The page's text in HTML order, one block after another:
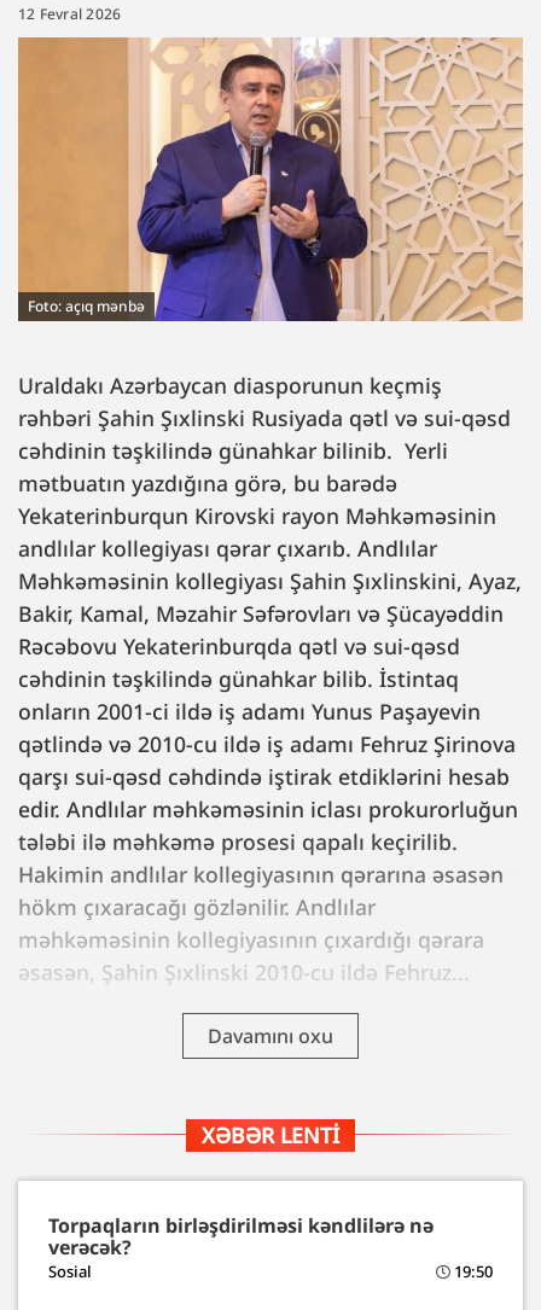
12 Fevral 2026
Foto: açıq mənbə
Uraldakı Azərbaycan diasporunun keçmiş
rəhbəri Şahin Şıxlinski Rusiyada qətl və sui-qəsd
cəhdinin təşkilində günahkar bilinib. Yerli
mətbuatın yazdığına görə, bu barədə
Yekaterinburqun Kirovski rayon Məhkəməsinin
andlılar kollegiyası qərar çıxarıb. Andlılar
Məhkəməsinin kollegiyası Şahin Şıxlinskini, Ayaz,
Bakir, Kamal, Məzahir Səfərovları və Şücayəddin
Rəcəbovu Yekaterinburqda qətl və sui-qəsd
cəhdinin təşkilində günahkar bilib. İstintaq
onların 2001-ci ildə iş adamı Yunus Paşayevin
qətlində və 2010-cu ildə iş adamı Fehruz Şirinova
qarşı sui-qəsd cəhdində iştirak etdiklərini hesab
edir. Andlılar məhkəməsinin iclası prokurorluğun
tələbi ilə məhkəmə prosesi qapalı keçirilib.
Hakimin andlılar kollegiyasının qərarına əsasən
hökm çıxaracağı gözlənilir. Andlılar
məhkəməsinin kollegiyasının çıxardığı qərara
əsasən, Şahin Şıxlinski 2010-cu ildə Fehruz...
Davamını oxu
XƏBƏR LENTI
Torpaqların birləşdirilməsi kəndlilərə nə
verəcək?
Sosial 19:50